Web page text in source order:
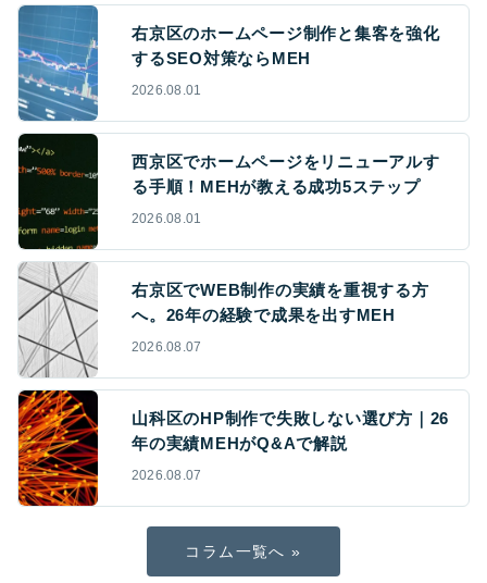
右京区のホームページ制作と集客を強化
するSEO対策ならMEH
2026.08.01
西京区でホームページをリニューアルす
る手順！MEHが教える成功5ステップ
2026.08.01
右京区でWEB制作の実績を重視する方
へ。26年の経験で成果を出すMEH
2026.08.07
山科区のHP制作で失敗しない選び方｜26
年の実績MEHがQ&Aで解説
2026.08.07
コラム一覧へ »